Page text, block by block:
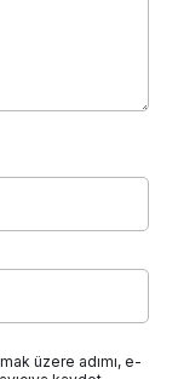
üzere adımı, e-